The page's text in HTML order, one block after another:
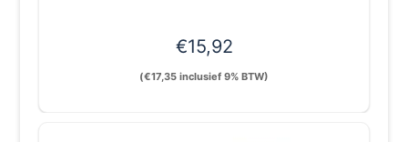
€15,92
(€17,35 inclusief 9% BTW)